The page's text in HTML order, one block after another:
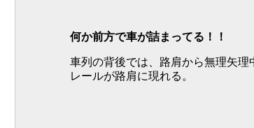
何か前方で車が詰まってる！！
車列の背後では、路肩から無理矢
レールが路肩に現れる。